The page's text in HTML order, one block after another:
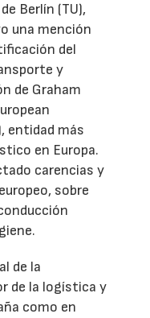
Berlín (TU),
una mención
del
y
de Graham
entidad más
en Europa.
carencias y
sobre
de la
de la logística y
como en